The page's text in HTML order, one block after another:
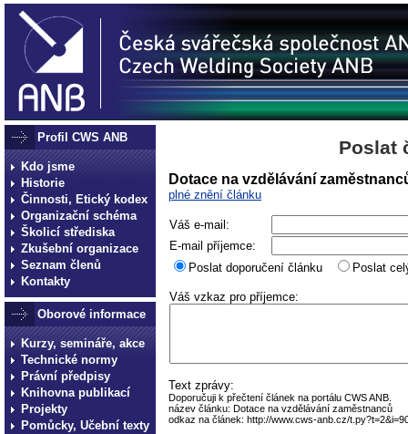
Profil CWS ANB
Kdo jsme
Historie
Činnosti, Etický kodex
Organizační schéma
Školicí střediska
Zkušební organizace
Seznam členů
Kontakty
Oborové informace
Kurzy, semináře, akce
Technické normy
Právní předpisy
Knihovna publikací
Projekty
Pomůcky, Učební texty
Poslat
Dotace na vzdělávání
plné znění článku
Váš e-mail:
E-mail příjemce:
Poslat doporučení článku
Poslat
Váš vzkaz pro příjemce:
Text zprávy:
Doporučuji k přečtení článek na portálu CWS ANB.
název článku: Dotace na vzdělávání zaměstnanců
odkaz na článek: http://www.cws-anb.cz/